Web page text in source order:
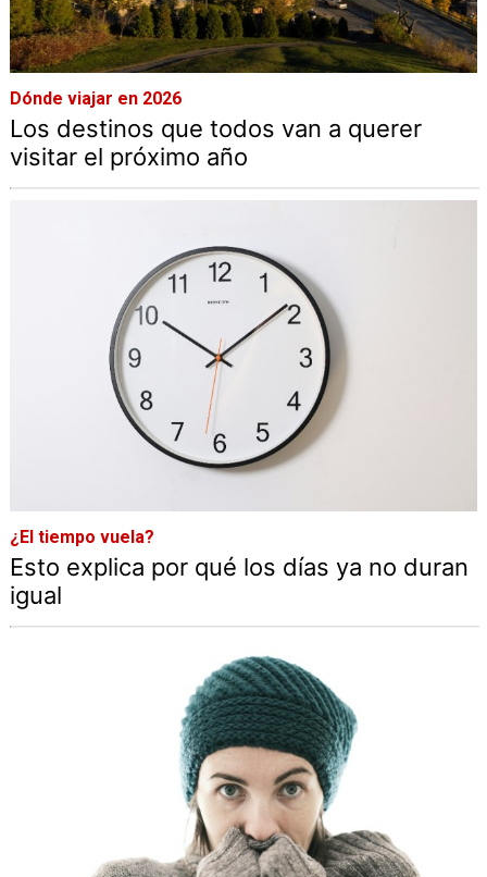
Dónde viajar en 2026
Los destinos que todos van a querer
visitar el próximo año
¿El tiempo vuela?
Esto explica por qué los días ya no duran
igual